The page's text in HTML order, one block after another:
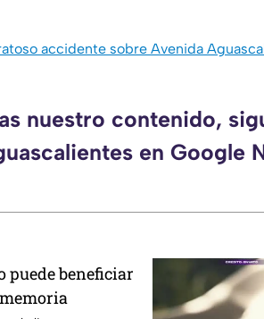
accidente sobre Avenida
nuestro contenido,
en Google
puede beneficiar